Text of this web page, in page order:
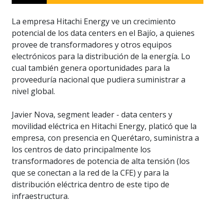
La empresa Hitachi Energy ve un crecimiento
potencial de los data centers en el Bajío, a quienes
provee de transformadores y otros equipos
electrónicos para la distribución de la energía. Lo
cual también genera oportunidades para la
proveeduría nacional que pudiera suministrar a
nivel global.
Javier Nova, segment leader - data centers y
movilidad eléctrica en Hitachi Energy, platicó que la
empresa, con presencia en Querétaro, suministra a
los centros de dato principalmente los
transformadores de potencia de alta tensión (los
que se conectan a la red de la CFE) y para la
distribución eléctrica dentro de este tipo de
infraestructura.